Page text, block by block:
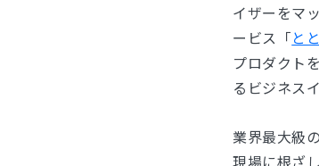
イザーをマ
ービス「と
プロダクト
るビジネス
業界最大級
現場に根ざ